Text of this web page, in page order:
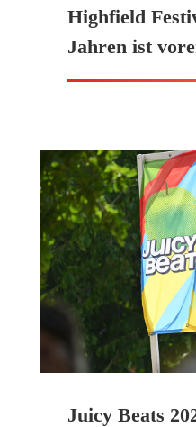
Highfield
Jahren ist
Juicy Beats